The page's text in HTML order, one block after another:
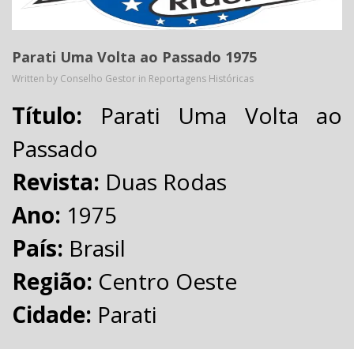
Parati Uma Volta ao Passado 1975
Written by Conselho Gestor in Reportagens Históricas
Título: Parati Uma Volta ao
Passado
Revista: Duas Rodas
Ano: 1975
País: Brasil
Região: Centro Oeste
Cidade: Parati